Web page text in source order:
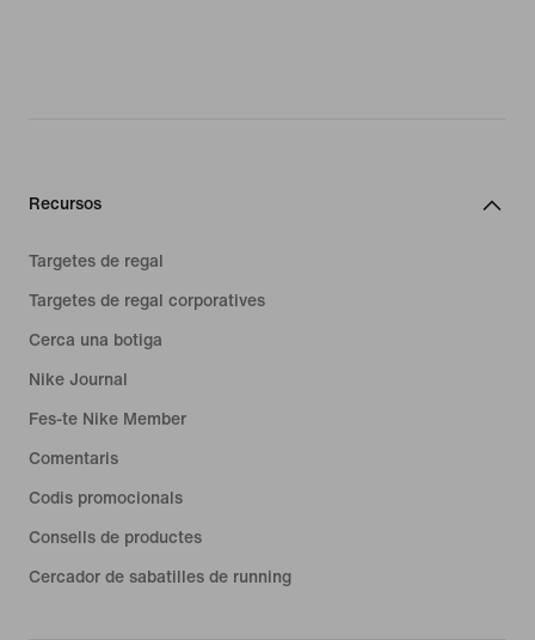
Recursos
Targetes de regal
Targetes de regal corporatives
Cerca una botiga
Nike Journal
Fes-te Nike Member
Comentaris
Codis promocionals
Consells de productes
Cercador de sabatilles de running